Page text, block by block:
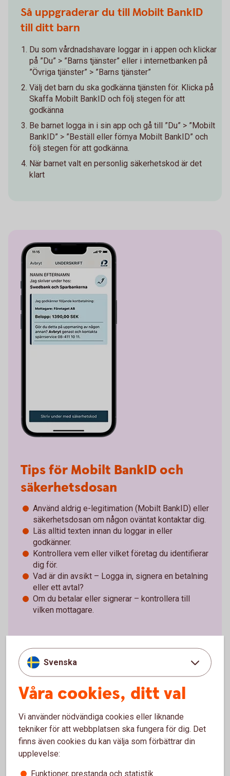
Så uppgraderar du till Mobilt BankID
till ditt barn
Du som vårdnadshavare loggar in i appen och klickar
på ”Du” > ”Barns tjänster” eller i internetbanken på
”Övriga tjänster” > ”Barns tjänster”
Välj det barn du ska godkänna tjänsten för. Klicka på
Skaffa Mobilt BankID och följ stegen för att
godkänna
Be barnet logga in i sin app och gå till ”Du” > ”Mobilt
BankID” > ”Beställ eller förnya Mobilt BankID” och
följ stegen för att godkänna.
När barnet valt en personlig säkerhetskod är det
klart
Tips för Mobilt BankID och
säkerhetsdosan
Använd aldrig e-legitimation (Mobilt BankID) eller
säkerhetsdosan om någon oväntat kontaktar dig.
Läs alltid texten innan du loggar in eller
godkänner.
Kontrollera vem eller vilket företag du identifierar
dig för.
Vad är din avsikt – Logga in, signera en betalning
eller ett avtal?
Om du betalar eller signerar – kontrollera till
vilken mottagare.
Har någon kontaktat dig
oväntat?AnvändinteMobilt
BankIDeller
säkerhetsdosan.
Svenska
Våra cookies, ditt val
Vi använder nödvändiga cookies eller liknande
tekniker för att webbplatsen ska fungera för dig. Det
finns även cookies du kan välja som förbättrar din
upplevelse:
Funktioner, prestanda och statistik